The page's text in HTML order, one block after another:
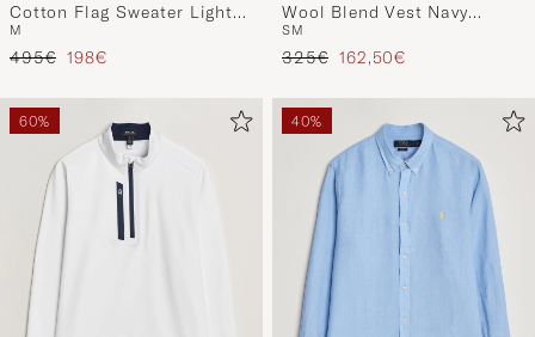
Cotton Flag Sweater Light
Blue Combo
M
Regulärer Preis
495€ Reduzierter Preis
198€
Wool Blend Vest Navy
Combo
SM
Regulärer Preis
325€ Reduzierter Preis
162,50€
60% 40%